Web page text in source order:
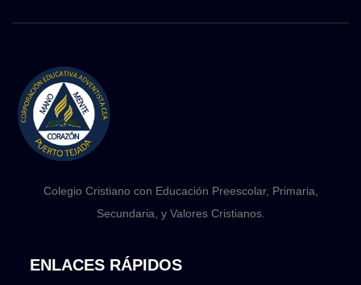
Colegio Cristiano con Educación Preescolar, Primaria,
Secundaria, y Valores Cristianos.
ENLACES RÁPIDOS